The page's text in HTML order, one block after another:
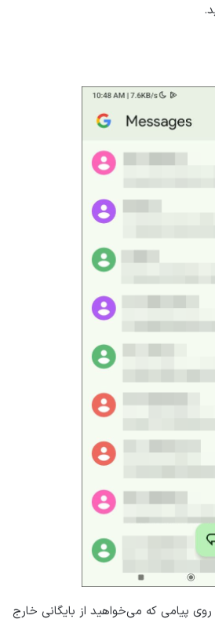
پیامی که می‌خواهید از بایگانی خارج